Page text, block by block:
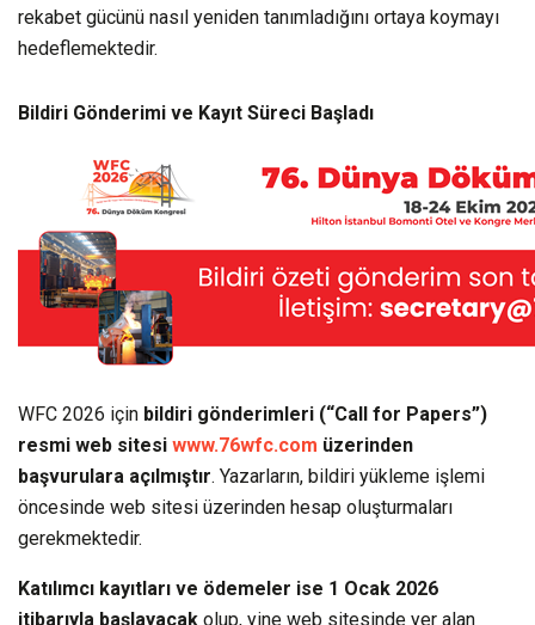
rekabet gücünü nasıl yeniden tanımladığını ortaya koymayı
hedeflemektedir.
Bildiri Gönderimi ve Kayıt Süreci Başladı
WFC 2026 için bildiri gönderimleri (“Call for Papers”)
resmi web sitesi www.76wfc.com üzerinden
başvurulara açılmıştır. Yazarların, bildiri yükleme işlemi
öncesinde web sitesi üzerinden hesap oluşturmaları
gerekmektedir.
Katılımcı kayıtları ve ödemeler ise 1 Ocak 2026
itibarıyla başlayacak olup, yine web sitesinde yer alan